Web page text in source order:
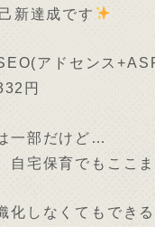
新達成です
アドセンス
円
一部だけど…
自宅保育でもここ
化しなくてもできる